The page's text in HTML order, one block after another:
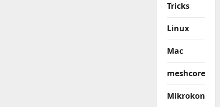
Tricks
Linux
Mac
meshcore